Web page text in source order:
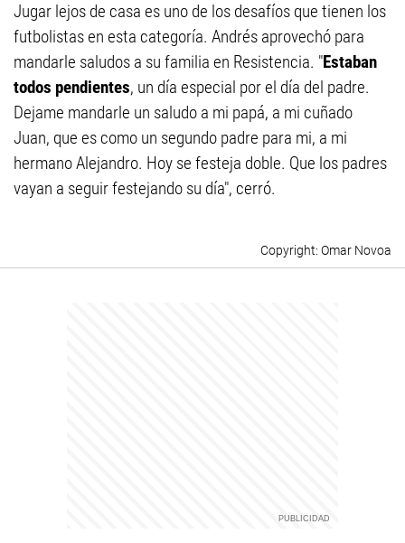
Jugar lejos de casa es uno de los desafíos que tienen los
futbolistas en esta categoría. Andrés aprovechó para
mandarle saludos a su familia en Resistencia. "Estaban
todos pendientes, un día especial por el día del padre.
Dejame mandarle un saludo a mi papá, a mi cuñado
Juan, que es como un segundo padre para mi, a mi
hermano Alejandro. Hoy se festeja doble. Que los padres
vayan a seguir festejando su día", cerró.
Omar Novoa